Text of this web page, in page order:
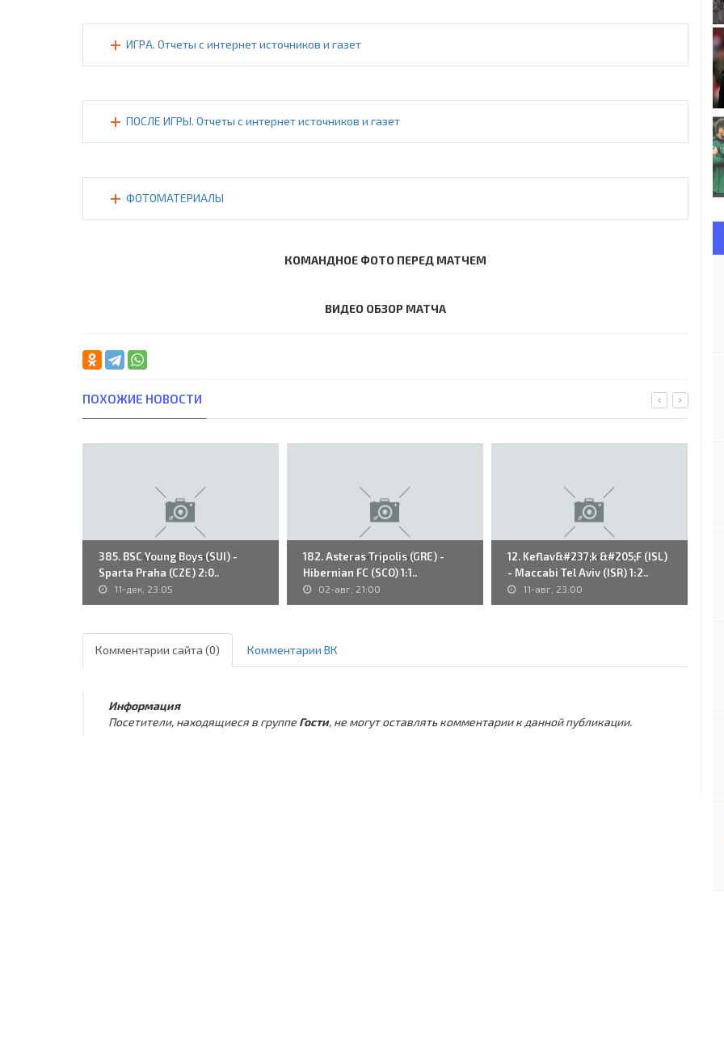
ИГРА. Отчеты с интернет источников и газет
ПОСЛЕ ИГРЫ. Отчеты с интернет источников и газет
ФОТОМАТЕРИАЛЫ
КОМАНДНОЕ ФОТО ПЕРЕД МАТЧЕМ
ВИДЕО ОБЗОР МАТЧА
ПОХОЖИЕ НОВОСТИ
385. BSC Young Boys (SUI) -
Sparta Praha (CZE) 2:0..
11-дек, 23:05
182. Asteras Tripolis (GRE) -
Hibernian FC (SCO) 1:1..
02-авг, 21:00
12. Keflav&#237;k &#205;F (ISL)
- Maccabi Tel Aviv (ISR) 1:2..
11-авг, 23:00
Комментарии сайта (0) Комментарии ВК
Информация
Посетители, находящиеся в группе Гости, не могут оставлять комментарии к данной публикации.